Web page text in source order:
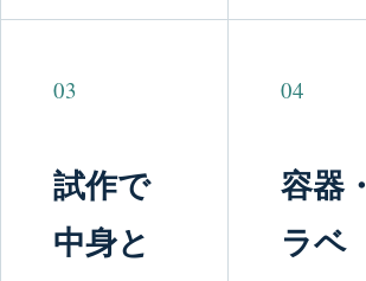
03
試作で
中身と
04
容器・
ラベ